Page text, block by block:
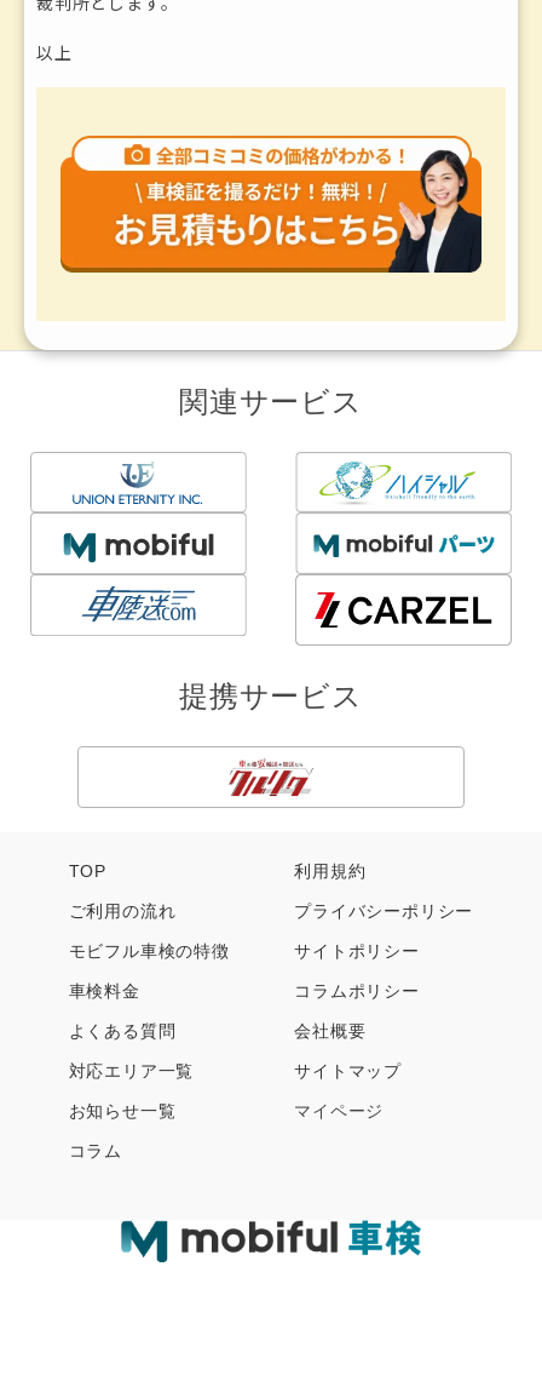
以上
関連サービス
提携サービス
TOP
ご利用の流れ
モビフル車検の特徴
車検料金
よくある質問
対応エリア一覧
お知らせ一覧
コラム
利用規約
プライバシーポリシー
サイトポリシー
コラムポリシー
会社概要
サイトマップ
マイページ